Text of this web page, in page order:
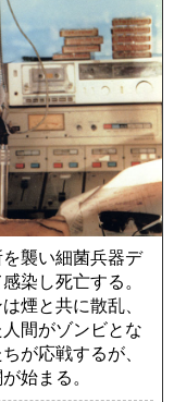
襲い細菌兵器デ
染し死亡する。
煙と共に散乱、
間がゾンビとな
が応戦するが、
始まる。